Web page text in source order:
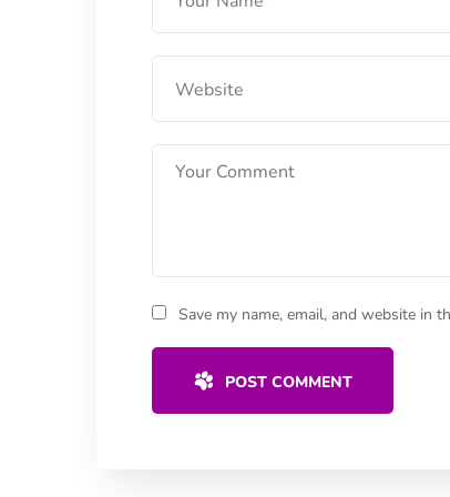
Save my name, email, and website in
POST COMMENT